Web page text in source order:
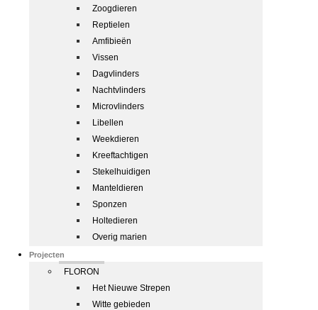
Zoogdieren
Reptielen
Amfibieën
Vissen
Dagvlinders
Nachtvlinders
Microvlinders
Libellen
Weekdieren
Kreeftachtigen
Stekelhuidigen
Manteldieren
Sponzen
Holtedieren
Overig marien
Projecten
FLORON
Het Nieuwe Strepen
Witte gebieden